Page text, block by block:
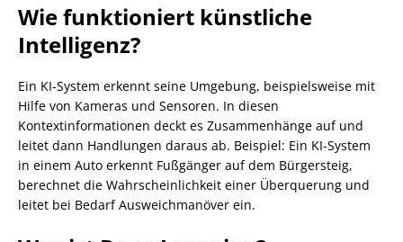
Wie funktioniert künstliche
Intelligenz?
Ein KI-System erkennt seine Umgebung, beispielsweise mit
Hilfe von Kameras und Sensoren. In diesen
Kontextinformationen deckt es Zusammenhänge auf und
leitet dann Handlungen daraus ab. Beispiel: Ein KI-System
in einem Auto erkennt Fußgänger auf dem Bürgersteig,
berechnet die Wahrscheinlichkeit einer Überquerung und
leitet bei Bedarf Ausweichmanöver ein.